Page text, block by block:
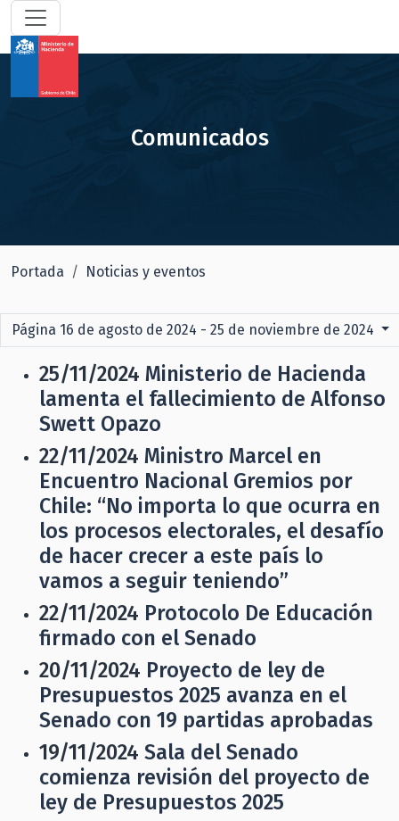
Comunicados
Portada Noticias y eventos
Página 16 de agosto de 2024 - 25 de noviembre de 2024
25/11/2024 Ministerio de Hacienda
lamenta el fallecimiento de Alfonso
Swett Opazo
22/11/2024 Ministro Marcel en
Encuentro Nacional Gremios por
Chile: “No importa lo que ocurra en
los procesos electorales, el desafío
de hacer crecer a este país lo
vamos a seguir teniendo”
22/11/2024 Protocolo De Educación
firmado con el Senado
20/11/2024 Proyecto de ley de
Presupuestos 2025 avanza en el
Senado con 19 partidas aprobadas
19/11/2024 Sala del Senado
comienza revisión del proyecto de
ley de Presupuestos 2025